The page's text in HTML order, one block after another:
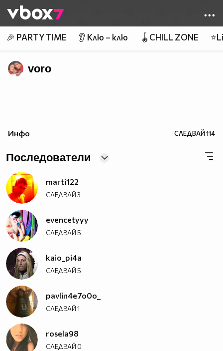
👾
🎉 PARTY TIME 👂 Клю – клю 🪀CHILL ZONE
voro
Инфо СЛЕДВАЙ114
Последователи
marti122
СЛЕДВАЙ3
evencetyyy
СЛЕДВАЙ5
kaio_pi4a
СЛЕДВАЙ5
pavlin4e7o0o_
СЛЕДВАЙ1
rosela98
СЛЕДВАЙ 0